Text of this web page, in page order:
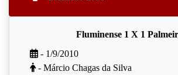
Fluminense 1 X 1
- 1/9/2010
- Márcio Chagas da Silva